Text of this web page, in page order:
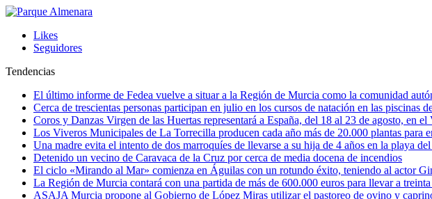
Likes
Seguidores
Tendencias
El último informe de Fedea vuelve a situar a la Región de Murcia como la comunidad
Cerca de trescientas personas participan en julio en los cursos de natación en las piscinas
Coros y Danzas Virgen de las Huertas representará a España, del 18 al 23 de agosto, en
Los Viveros Municipales de La Torrecilla producen cada año más de 20.000 plantas para
Una madre evita el intento de dos marroquíes de llevarse a su hija de 4 años en la playa
Detenido un vecino de Caravaca de la Cruz por cerca de media docena de incendios
El ciclo «Mirando al Mar» comienza en Águilas con un rotundo éxito, teniendo al actor
La Región de Murcia contará con una partida de más de 600.000 euros para llevar a
ASAJA Murcia propone al Gobierno de López Miras utilizar el pastoreo de ovino y